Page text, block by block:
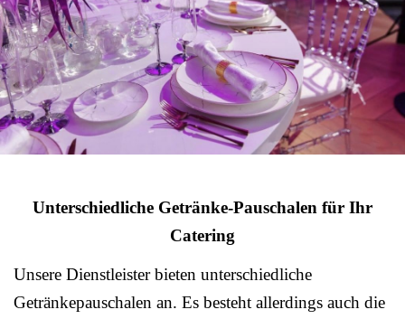
Unterschiedliche Getränke-Pauschalen für Ihr
Catering
Unsere Dienstleister bieten unterschiedliche
Getränkepauschalen an. Es besteht allerdings auch die